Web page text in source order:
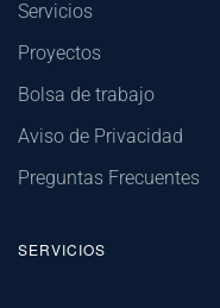
Servicios
Proyectos
Bolsa de trabajo
Aviso de Privacidad
Preguntas Frecuentes
SERVICIOS